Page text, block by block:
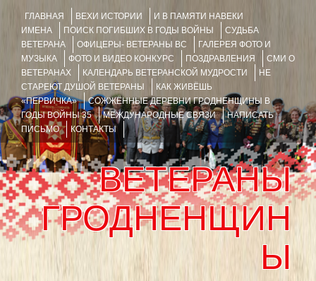
ГЛАВНАЯ ВЕХИ ИСТОРИИ
И В ПАМЯТИ НАВЕКИ
ИМЕНА
ПОИСК ПОГИБШИХ В ГОДЫ ВОЙНЫ
СУДЬБА
ВЕТЕРАНА
ОФИЦЕРЫ- ВЕТЕРАНЫ ВС
ГАЛЕРЕЯ ФОТО И
МУЗЫКА
ФОТО И ВИДЕО КОНКУРС ПОЗДРАВЛЕНИЯ
СМИ О
ВЕТЕРАНАХ
КАЛЕНДАРЬ ВЕТЕРАНСКОЙ МУДРОСТИ
НЕ
СТАРЕЮТ ДУШОЙ ВЕТЕРАНЫ
КАК ЖИВЁШЬ
«ПЕРВИЧКА»
СОЖЖЁННЫЕ ДЕРЕВНИ ГРОДНЕНЩИНЫ В
ГОДЫ ВОЙНЫ 35
МЕЖДУНАРОДНЫЕ СВЯЗИ
НАПИСАТЬ
ПИСЬМО
КОНТАКТЫ
ВЕТЕРАНЫ
ГРОДНЕНЩИН
Ы